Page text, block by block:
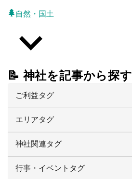
自然・国土
📝 神社を記事から探す
ご利益タグ
エリアタグ
神社関連タグ
行事・イベントタグ